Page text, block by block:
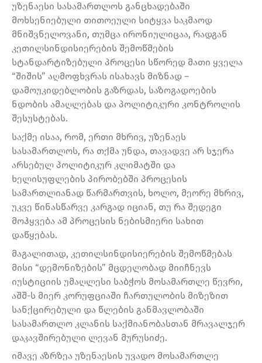
უზენაესი სასამართლოს განცხადებაში
მოხსენიებული თითოეული სიტყვა საკმაოდ
მნიშვნელოვანი, თუმცა ირონიულიცაა, რადგან
კეთილსინდისიერების შემოწმების
სტანდარტიზებული პროცესი სწორედ მათი ყველა
“შიშის” აღმოფხვრას ისახავს მიზნად –
დამოუკიდებლობის გაზრდას, საზოგადოების
ნდობის ამაღლებას და პოლიტიკური კონტროლის
შესუსტებას.
საქმე ისაა, რომ, ერთი მხრივ, უზენაეს
სასამართლოს, რა თქმა უნდა, თავადვე არ სჯერა
არსებულ პოლიტიკურ კლიმატში და
ხელისუფლების პირობებში პროცესის
სამართლიანად წარმართვის, ხოლო, მეორე მხრივ,
უკვე წინასწარვე კარგად იციან, თუ რა შედეგი
მოჰყვება ამ პროცესის ნებისმიერი სახით
დაწყებას.
მაგალითად, კეთილსინდისიერების შემოწმებას
მისი “დემონიზების” მცდელობად მიიჩნევს
იუსტიციის უმაღლესი საბჭოს მოსამართლე წევრი,
აშშ-ს მიერ კორუფციაში ჩართულობის მიზეზით
სანქცირებული და წლების განმავლობაში
სასამართლო კლანის საქმიანობასთან მრავალჯერ
დაკავშირებული ლევან მურუსიძე.
იმავე აზრზეა უზენაესის უვადო მოსამართლე